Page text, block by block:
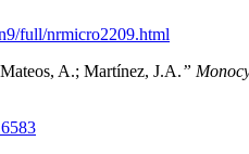
full/nrmicro2209.html
A.; Martínez, J.A.”